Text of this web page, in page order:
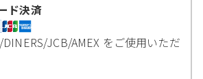
ド決済
DINERS/JCB/AMEX をご使用いただ